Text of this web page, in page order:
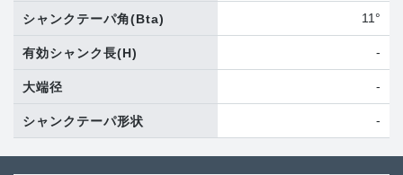
シャンクテーパ角(Bta) 11°
有効シャンク長(H) -
大端径 -
シャンクテーパ形状 -